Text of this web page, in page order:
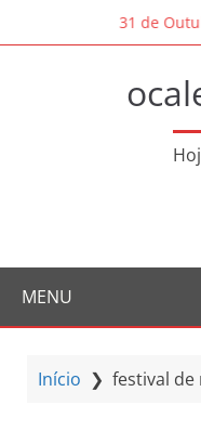
o
o
31 de Outubro
MENU
Início ❯ festival de